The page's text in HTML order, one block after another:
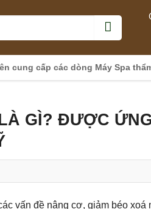
cung cấp các dòng Máy Spa
GÌ? ĐƯỢC
vấn đề nâng cơ, giảm béo xoá